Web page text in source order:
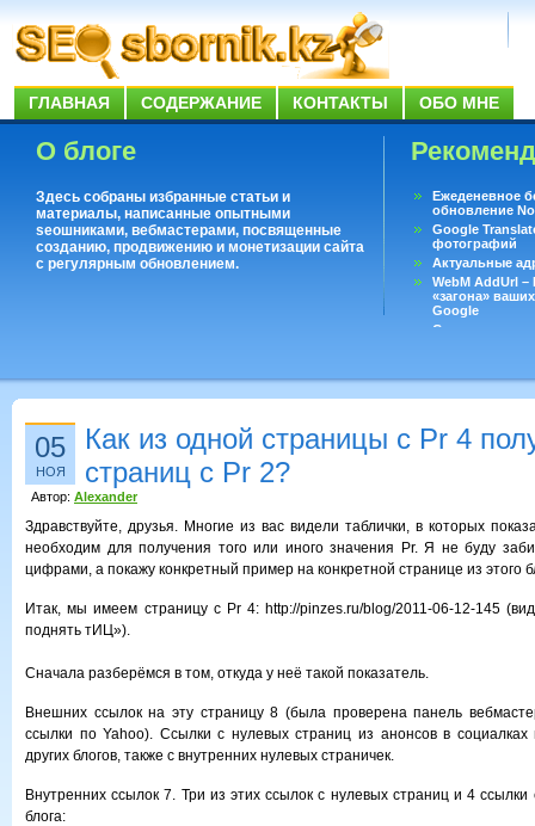
ГЛАВНАЯ СОДЕРЖАНИЕ КОНТАКТЫ ОБО МНЕ
О блоге
Здесь собраны избранные статьи и
материалы, написанные опытными
seoшниками, вебмастерами, посвященные
созданию, продвижению и монетизации сайта
с регулярным обновлением.
Ежеденевное
обновление
Google
фотографий
Актуальные
WebM AddUrl
«загона»
Google
Существует
05
НОЯ
Как из одной страницы с Pr 4
страниц с Pr 2?
Автор: Alexander
Здравствуйте, друзья. Многие из вас видели таблички, в которых
необходим для получения того или иного значения Pr. Я не буду
цифрами, а покажу конкретный пример на конкретной странице из этого
Итак, мы имеем страницу с Pr 4: http://pinzes.ru/blog/2011-06-12-145
поднять тИЦ»).
Сначала разберёмся в том, откуда у неё такой показатель.
Внешних ссылок на эту страницу 8 (была проверена панель
ссылки по Yahoo). Ссылки с нулевых страниц из анонсов в социалках
других блогов, также с внутренних нулевых страничек.
Внутренних ссылок 7. Три из этих ссылок с нулевых страниц и 4 ссылки
блога: